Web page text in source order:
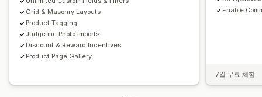
Grid & Masonry Layouts
Product Tagging
Judge.me Photo Imports
Discount & Reward Incentives
Product Page Gallery
Enable
7일 무료 체험